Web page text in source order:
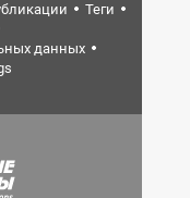
Теги
данных